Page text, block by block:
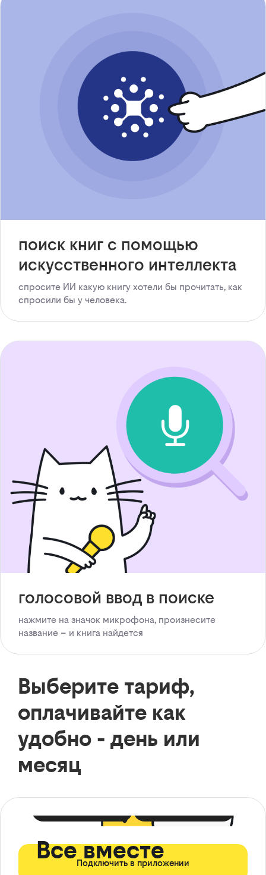
поиск книг с помощью
искусственного интеллекта
спросите ИИ какую книгу хотели бы прочитать, как
спросили бы у человека.
голосовой ввод в поиске
нажмите на значок микрофона, произнесите
название – и книга найдется
Выберите тариф,
оплачивайте как
удобно - день или
месяц
Все вместе
Подключить в приложении